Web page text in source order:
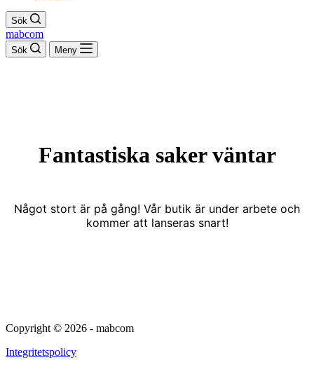
Sök
mabcom
Sök Meny
Fantastiska saker väntar
Något stort är på gång! Vår butik är under arbete och
kommer att lanseras snart!
Copyright © 2026 - mabcom
Integritetspolicy